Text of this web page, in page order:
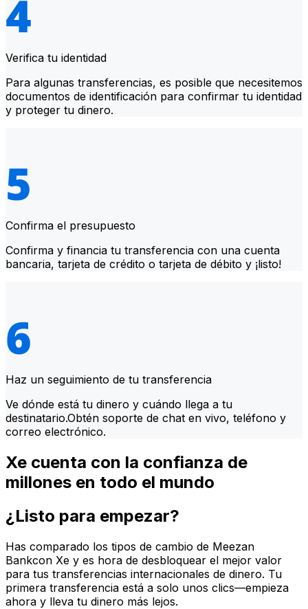
Verifica tu identidad
Para algunas transferencias, es posible que necesitemos
documentos de identificación para confirmar tu identidad
y proteger tu dinero.
Confirma el presupuesto
Confirma y financia tu transferencia con una cuenta
bancaria, tarjeta de crédito o tarjeta de débito y ¡listo!
Haz un seguimiento de tu transferencia
Ve dónde está tu dinero y cuándo llega a tu
destinatario.Obtén soporte de chat en vivo, teléfono y
correo electrónico.
Xe cuenta con la confianza de
millones en todo el mundo
¿Listo para empezar?
Has comparado los tipos de cambio de Meezan
Bankcon Xe y es hora de desbloquear el mejor valor
para tus transferencias internacionales de dinero. Tu
primera transferencia está a solo unos clics—empieza
ahora y lleva tu dinero más lejos.